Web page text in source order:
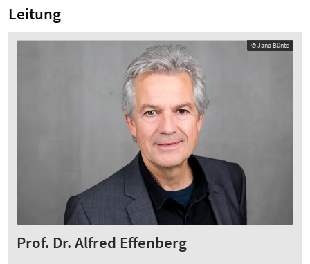
Leitung
Prof. Dr. Alfred Effenberg
© Jana Bünte